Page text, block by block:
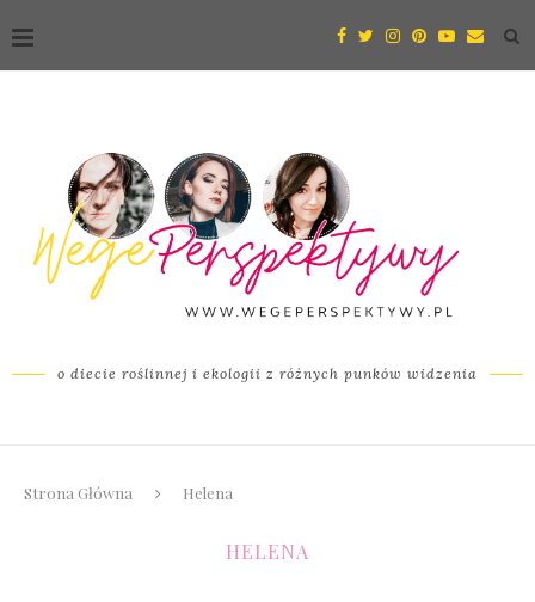
o diecie roślinnej i ekologii z różnych punków widzenia
Strona Główna Helena
HELENA